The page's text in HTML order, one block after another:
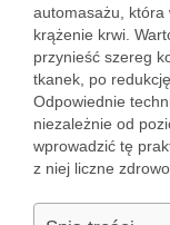
automasażu, która
krążenie krwi.
przynieść szereg
tkanek, po
Odpowiednie
niezależnie od
wprowadzić tę
z niej liczne